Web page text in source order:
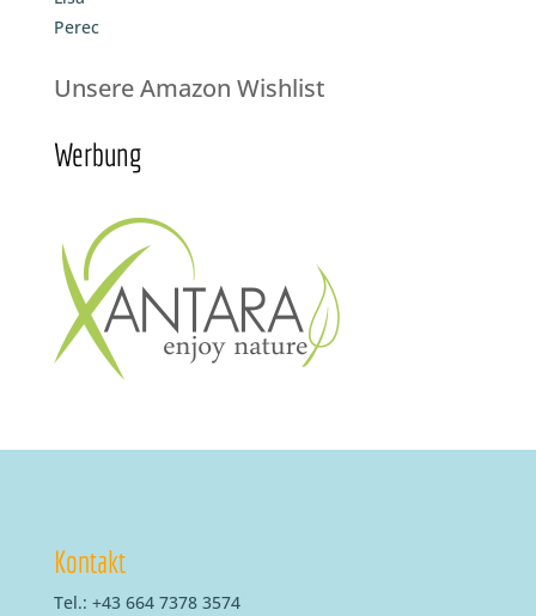
Perec
Unsere Amazon Wishlist
Werbung
Kontakt
Tel.: +43 664 7378 3574